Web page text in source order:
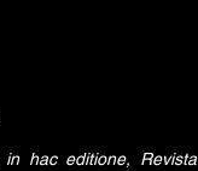
hac editione, Revista